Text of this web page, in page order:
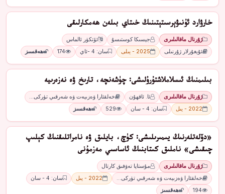
ﺧﺎﺭﯞﺍﺭﺩ ﺋﯘﻧﯩﯟﯦﺮﺳﯩﺘﯧﺘﯩﻨﯩﯔ ﺧﯩﺘﺎﻱ ﺑﯩﻠﻪﻥ ھەمكارلىقى
ژۇرنال ماقالىلىرى ﺟﯧﺴﯩﻜﺎ ﻛﻮﺳﺘﯩﺴﯘ
ﺋﯚﺗﻜﯜﺭ ﺋﺎﻟﻤﺎﺱ
ئۇيغۇرلار ژۇرنىلى
2025 - يىلى سان: 4 -ئاي 174 ھەقسىز
بىلىمنىڭ ئىسلاملاشتۇرۇلىشى: چۈشەنچە، تارىخ ۋە نەزەرىيە
ژۇرنال ماقالىلىرى ئا. ئاقھۇن
خەلقئارا ۋەزىيەت ۋە شەرقىي تۈركى…
2022 - يىل
سان: 4 - سان 529 ھەقسىز
«دۆلەتلەرنىڭ يىمىرىلىشى: كۈچ، بايلىق ۋە نامراتلىقنىڭ كېلىپ
چىقىشى» ناملىق كىتابنىڭ ئاساسىي مەزمۇنى
ژۇرنال ماقالىلىرى
مۇستاپا تەۋفىق كارتال
خەلقئارا ۋەزىيەت ۋە شەرقىي تۈركى…
2022 - يىل
سان: 4 - سان
194
ھەقسىز